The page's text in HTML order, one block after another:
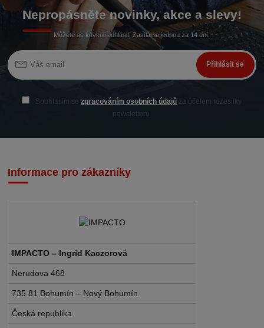
Nepropásněte novinky, akce a slevy!
Můžete se kdykoli odhlásit. Zasíláme jednou za 14 dní.
Přihlásit se
Souhlasím sezpracováním osobních údajů za účelem rozesílky
newsletteru.
Informace pro zákazníky
IMPACTO – Ingrid Kaczorová
Nerudova 468
735 81 Bohumín – Nový Bohumín
Česká republika